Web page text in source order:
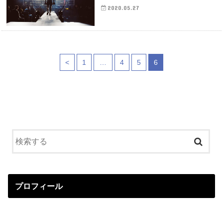
2020.05.27
< 1 4 5 6
プロフィール